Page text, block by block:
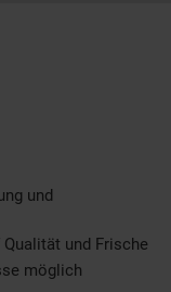
und
und Frische
möglich